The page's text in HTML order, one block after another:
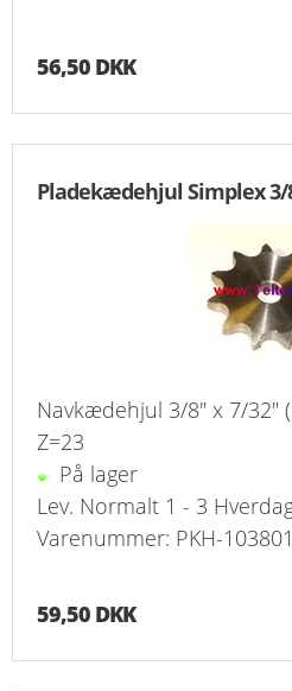
56,50 DKK
Pladekædehjul Simplex 3/
Navkædehjul 3/8" x 7/32"
Z=23
På lager
Lev. Normalt 1 - 3
Varenummer: PKH-
59,50 DKK